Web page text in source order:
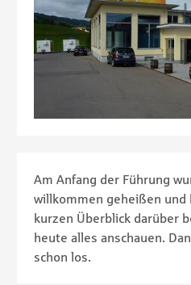
Am Anfang der Führung
willkommen geheißen und
kurzen Überblick darüber
heute alles anschauen.
schon los.